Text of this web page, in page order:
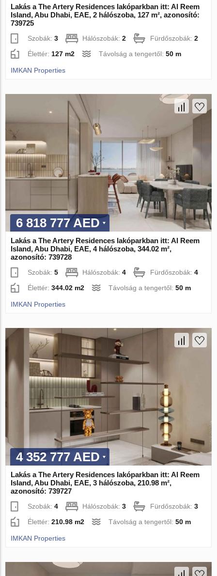
Lakás a The Artery Residences lakóparkban itt: Al Reem
Island, Abu Dhabi, EAE, 2 hálószoba, 127 m², azonosító:
739725
Szobák:3 Hálószobák:2 Fürdőszobák:2
Élettér:127 m2 Távolság a tengertől:50 m
IMKAN Properties
6 818 777 AED
Lakás a The Artery Residences lakóparkban itt: Al Reem
Island, Abu Dhabi, EAE, 4 hálószoba, 344.02 m²,
azonosító: 739728
Szobák:5 Hálószobák:4 Fürdőszobák:4
Élettér:344.02 m2 Távolság a tengertől:50 m
IMKAN Properties
4 352 777 AED
Lakás a The Artery Residences lakóparkban itt: Al Reem
Island, Abu Dhabi, EAE, 3 hálószoba, 210.98 m²,
azonosító: 739727
Szobák:4 Hálószobák:3 Fürdőszobák:3
Élettér:210.98 m2 Távolság a tengertől:50 m
IMKAN Properties